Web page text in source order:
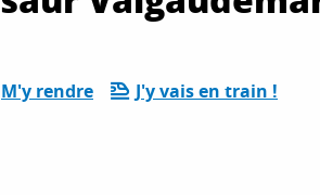
M'y rendre J'y vais en train !